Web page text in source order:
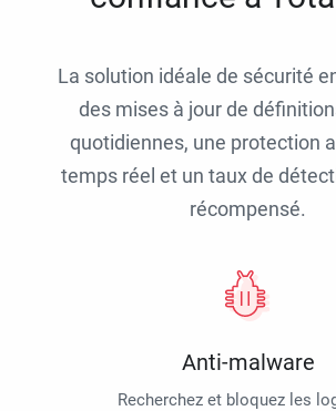
La solution idéale de sécurité
des mises à jour de
quotidiennes, une protection
temps réel et un taux de
récompensé.
Anti-malware
Recherchez et bloquez les